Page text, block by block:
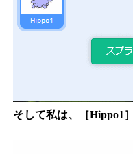
そして私は、［Hippo1